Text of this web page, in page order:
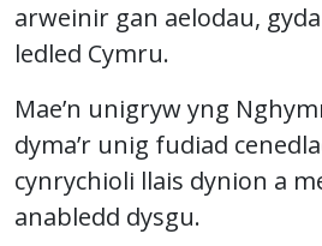
arweinir gan aelodau,
ledled Cymru.
Mae’n unigryw yng
dyma’r unig fudiad
cynrychioli llais dynion a
anabledd dysgu.